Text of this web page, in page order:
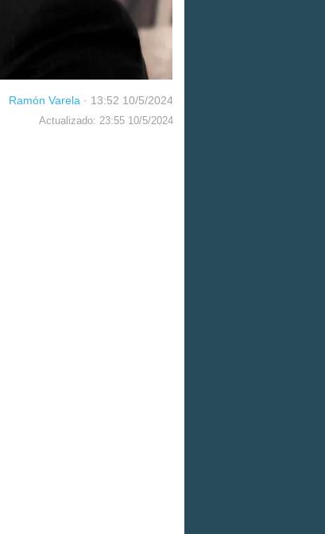
Ramón Varela · 13:52 10/5/2024
Actualizado: 23:55 10/5/2024